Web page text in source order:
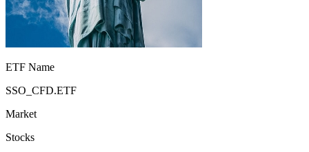
ETF Name
SSO_CFD.ETF
Market
Stocks